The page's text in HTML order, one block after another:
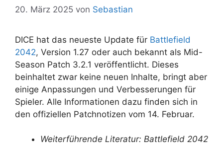
20. März 2025 von Sebastian
DICE hat das neueste Update für Battlefield
2042, Version 1.27 oder auch bekannt als Mid-
Season Patch 3.2.1 veröffentlicht. Dieses
beinhaltet zwar keine neuen Inhalte, bringt aber
einige Anpassungen und Verbesserungen für
Spieler. Alle Informationen dazu finden sich in
den offiziellen Patchnotizen vom 14. Februar.
Weiterführende Literatur: Battlefield 2042